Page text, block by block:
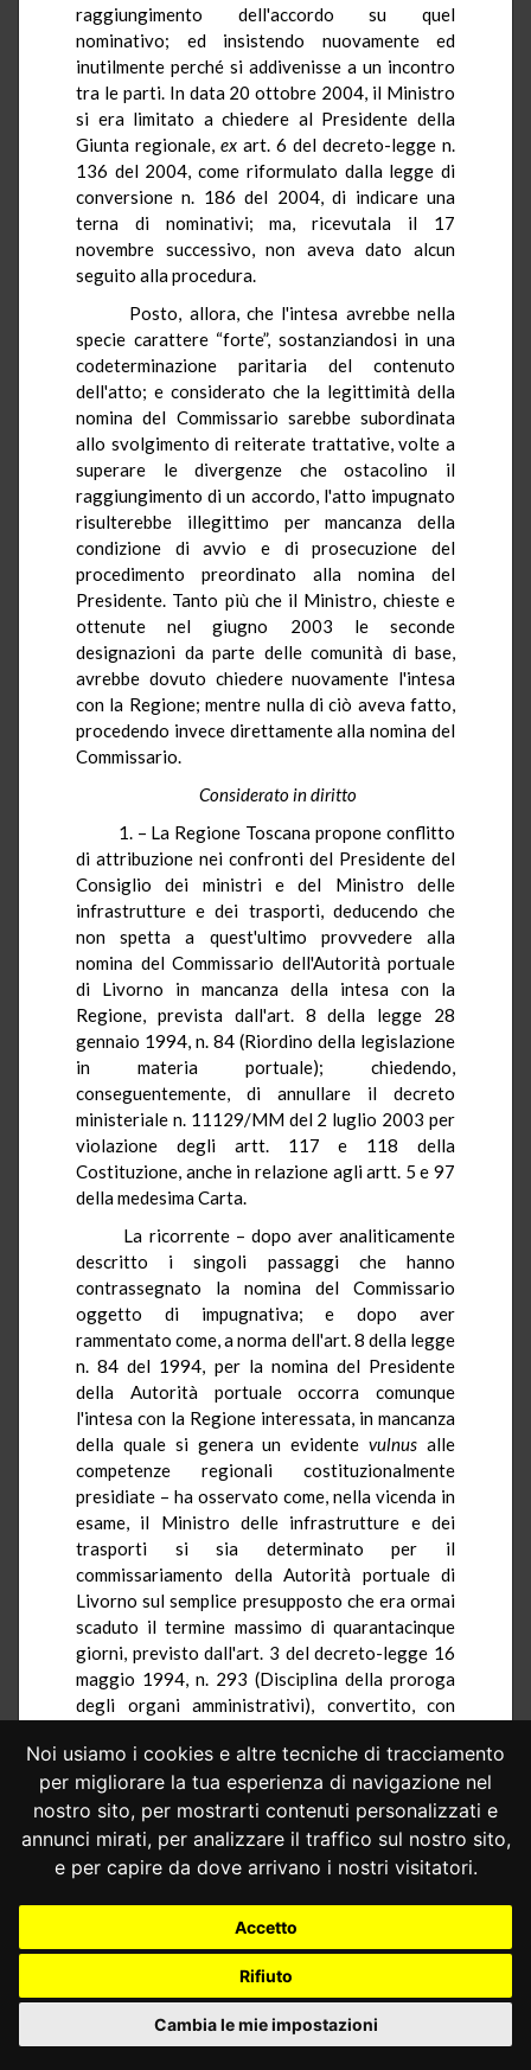
Noi usiamo i cookies e altre tecniche di tracciamento
per migliorare la tua esperienza di navigazione nel
nostro sito, per mostrarti contenuti personalizzati e
annunci mirati, per analizzare il traffico sul nostro sito,
e per capire da dove arrivano i nostri visitatori.
Accetto
Rifiuto
Cambia le mie impostazioni
raggiungimento dell'accordo su quel
nominativo; ed insistendo nuovamente ed
inutilmente perché si addivenisse a un incontro
tra le parti. In data 20 ottobre 2004, il Ministro
si era limitato a chiedere al Presidente della
Giunta regionale, ex art. 6 del decreto-legge n.
136 del 2004, come riformulato dalla legge di
conversione n. 186 del 2004, di indicare una
terna di nominativi; ma, ricevutala il 17
novembre successivo, non aveva dato alcun
seguito alla procedura.
Posto, allora, che l'intesa avrebbe nella
specie carattere “forte”, sostanziandosi in una
codeterminazione paritaria del contenuto
dell'atto; e considerato che la legittimità della
nomina del Commissario sarebbe subordinata
allo svolgimento di reiterate trattative, volte a
superare le divergenze che ostacolino il
raggiungimento di un accordo, l'atto impugnato
risulterebbe illegittimo per mancanza della
condizione di avvio e di prosecuzione del
procedimento preordinato alla nomina del
Presidente. Tanto più che il Ministro, chieste e
ottenute nel giugno 2003 le seconde
designazioni da parte delle comunità di base,
avrebbe dovuto chiedere nuovamente l'intesa
con la Regione; mentre nulla di ciò aveva fatto,
procedendo invece direttamente alla nomina del
Commissario.
Considerato in diritto
1. – La Regione Toscana propone conflitto
di attribuzione nei confronti del Presidente del
Consiglio dei ministri e del Ministro delle
infrastrutture e dei trasporti, deducendo che
non spetta a quest'ultimo provvedere alla
nomina del Commissario dell'Autorità portuale
di Livorno in mancanza della intesa con la
Regione, prevista dall'art. 8 della legge 28
gennaio 1994, n. 84 (Riordino della legislazione
in materia portuale); chiedendo,
conseguentemente, di annullare il decreto
ministeriale n. 11129/MM del 2 luglio 2003 per
violazione degli artt. 117 e 118 della
Costituzione, anche in relazione agli artt. 5 e 97
della medesima Carta.
La ricorrente – dopo aver analiticamente
descritto i singoli passaggi che hanno
contrassegnato la nomina del Commissario
oggetto di impugnativa; e dopo aver
rammentato come, a norma dell'art. 8 della legge
n. 84 del 1994, per la nomina del Presidente
della Autorità portuale occorra comunque
l'intesa con la Regione interessata, in mancanza
della quale si genera un evidentevulnus alle
competenze regionali costituzionalmente
presidiate – ha osservato come, nella vicenda in
esame, il Ministro delle infrastrutture e dei
trasporti si sia determinato per il
commissariamento della Autorità portuale di
Livorno sul semplice presupposto che era ormai
scaduto il termine massimo di quarantacinque
giorni, previsto dall'art. 3 del decreto-legge 16
maggio 1994, n. 293 (Disciplina della proroga
degli organi amministrativi), convertito, con
per l'istituto dellaprorogatiodell'organo in
scadenza. Tuttavia, osserva la ricorrente, non
soltanto nel caso di specie sussistevano i
margini temporali per completare la ordinaria
procedura per la nomina del Presidente della
soprattutto – sarebbero stati frustrati tutti i
tentativi svolti dalla stessa Regione per
superamento della situazione di stallo venutasi
a determinare per l'atteggiamento di chiusura